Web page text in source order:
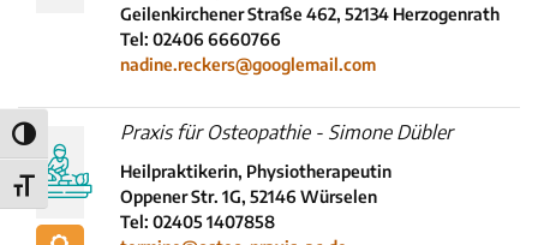
Umschalten auf hohe Kontraste
Schrift vergrößern
Geilenkirchener Straße 462, 52134 Herzogenrath
Tel: 02406 6660766
nadine.reckers@googlemail.com
Praxis für Osteopathie - Simone Dübler
Heilpraktikerin, Physiotherapeutin
Oppener Str. 1G, 52146 Würselen
Tel: 02405 1407858